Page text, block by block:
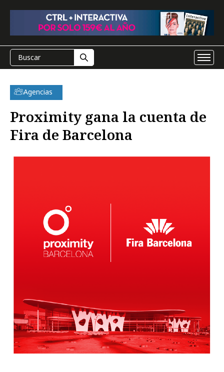
Agencias
Proximity gana la cuenta de
Fira de Barcelona